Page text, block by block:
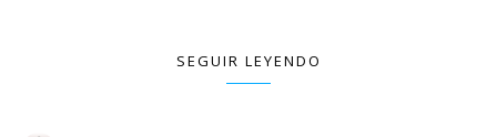
SEGUIR LEYENDO